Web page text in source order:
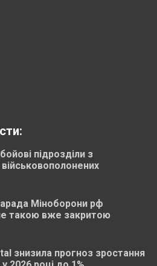
підрозділи з
військовополонених
Міноборони рф
такою вже закритою
знизила прогноз зростання